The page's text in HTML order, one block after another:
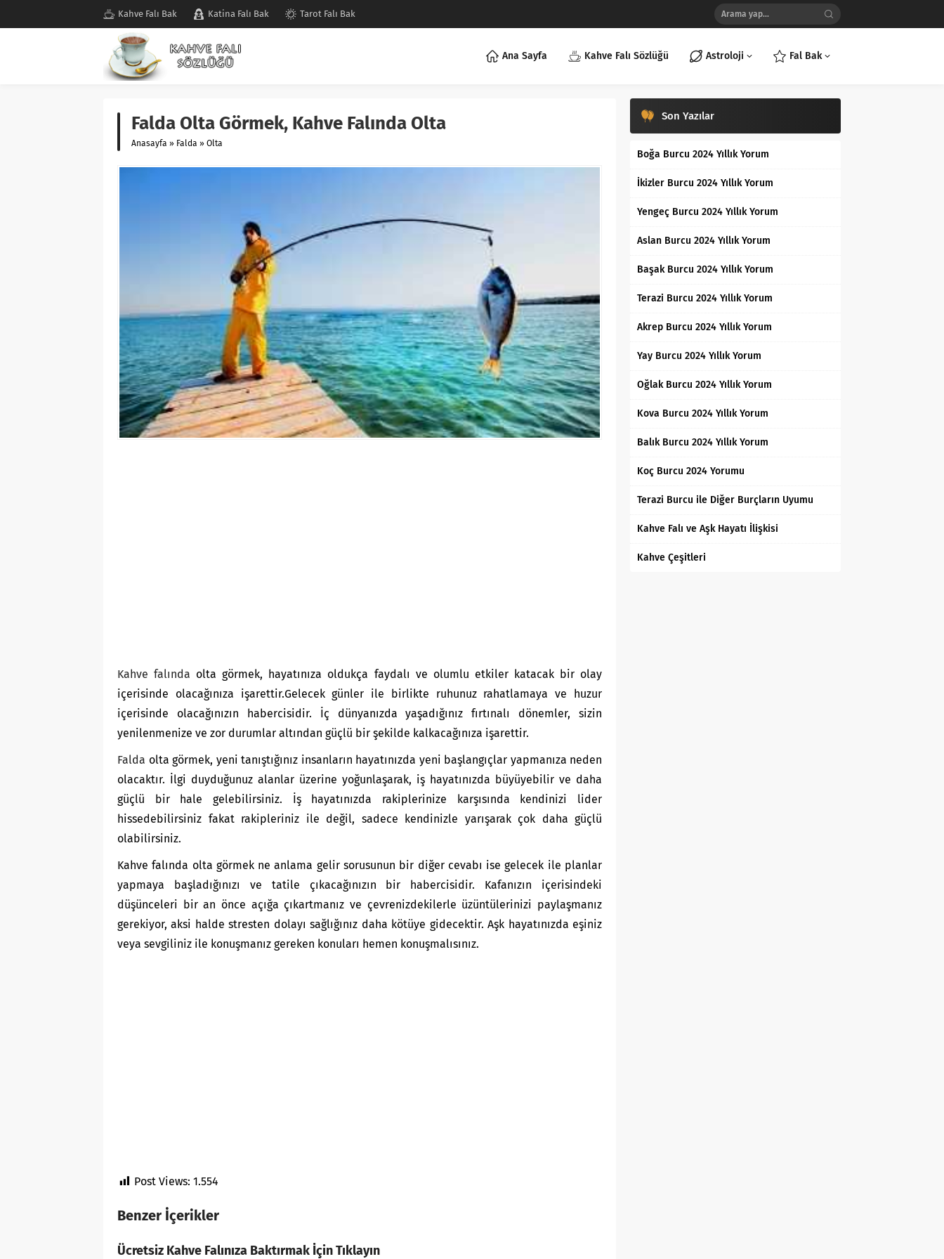
Kahve Falı Bak Katina Falı Bak Tarot Falı Bak
Ana Sayfa Kahve Falı Sözlüğü Astroloji Fal Bak
Falda Olta Görmek, Kahve Falında Olta
Anasayfa » Falda » Olta
Kahve falında olta görmek, hayatınıza oldukça faydalı ve olumlu etkiler katacak bir olay
içerisinde olacağınıza işarettir.Gelecek günler ile birlikte ruhunuz rahatlamaya ve huzur
içerisinde olacağınızın habercisidir. İç dünyanızda yaşadığınız fırtınalı dönemler, sizin
yenilenmenize ve zor durumlar altından güçlü bir şekilde kalkacağınıza işarettir.
Falda olta görmek, yeni tanıştığınız insanların hayatınızda yeni başlangıçlar yapmanıza neden
olacaktır. İlgi duyduğunuz alanlar üzerine yoğunlaşarak, iş hayatınızda büyüyebilir ve daha
güçlü bir hale gelebilirsiniz. İş hayatınızda rakiplerinize karşısında kendinizi lider
hissedebilirsiniz fakat rakipleriniz ile değil, sadece kendinizle yarışarak çok daha güçlü
olabilirsiniz.
Kahve falında olta görmek ne anlama gelir sorusunun bir diğer cevabı ise gelecek ile planlar
yapmaya başladığınızı ve tatile çıkacağınızın bir habercisidir. Kafanızın içerisindeki
düşünceleri bir an önce açığa çıkartmanız ve çevrenizdekilerle üzüntülerinizi paylaşmanız
gerekiyor, aksi halde stresten dolayı sağlığınız daha kötüye gidecektir. Aşk hayatınızda eşiniz
veya sevgiliniz ile konuşmanız gereken konuları hemen konuşmalısınız.
Post Views: 1.554
Benzer İçerikler
Ücretsiz Kahve Falınıza Baktırmak İçin Tıklayın
Son Yazılar
Boğa Burcu 2024 Yıllık Yorum
İkizler Burcu 2024 Yıllık Yorum
Yengeç Burcu 2024 Yıllık Yorum
Aslan Burcu 2024 Yıllık Yorum
Başak Burcu 2024 Yıllık Yorum
Terazi Burcu 2024 Yıllık Yorum
Akrep Burcu 2024 Yıllık Yorum
Yay Burcu 2024 Yıllık Yorum
Oğlak Burcu 2024 Yıllık Yorum
Kova Burcu 2024 Yıllık Yorum
Balık Burcu 2024 Yıllık Yorum
Koç Burcu 2024 Yorumu
Terazi Burcu ile Diğer Burçların Uyumu
Kahve Falı ve Aşk Hayatı İlişkisi
Kahve Çeşitleri